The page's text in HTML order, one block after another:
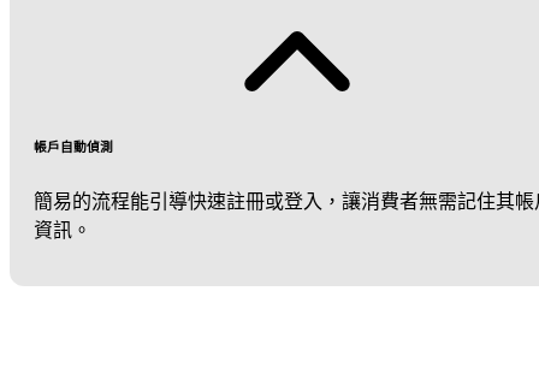
帳戶自動偵測
簡易的流程能引導快速註冊或登入，讓消費者無需記住其帳
資訊。